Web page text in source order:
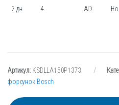
2 дн 4 AD
Артикул: KSDLLA150P1373
форсунок Bosch